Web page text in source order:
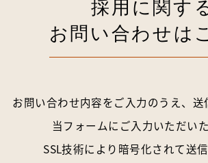
採用に関す
お問い合わせは
お問い合わせ内容をご入力のうえ、送
当フォームにご入力いただいた
SSL技術により暗号化されて送信